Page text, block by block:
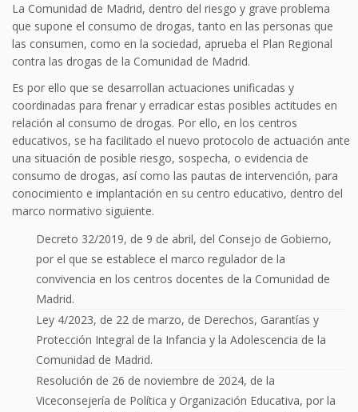
La Comunidad de Madrid, dentro del riesgo y grave problema
que supone el consumo de drogas, tanto en las personas que
las consumen, como en la sociedad, aprueba el Plan Regional
contra las drogas de la Comunidad de Madrid.
Es por ello que se desarrollan actuaciones unificadas y
coordinadas para frenar y erradicar estas posibles actitudes en
relación al consumo de drogas. Por ello, en los centros
educativos, se ha facilitado el nuevo protocolo de actuación ante
una situación de posible riesgo, sospecha, o evidencia de
consumo de drogas, así como las pautas de intervención, para
conocimiento e implantación en su centro educativo, dentro del
marco normativo siguiente.
Decreto 32/2019, de 9 de abril, del Consejo de Gobierno,
por el que se establece el marco regulador de la
convivencia en los centros docentes de la Comunidad de
Madrid.
Ley 4/2023, de 22 de marzo, de Derechos, Garantías y
Protección Integral de la Infancia y la Adolescencia de la
Comunidad de Madrid.
Resolución de 26 de noviembre de 2024, de la
Viceconsejería de Política y Organización Educativa, por la